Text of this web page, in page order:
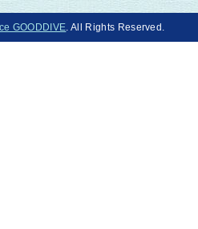
GOODDIVE. All Rights Reserved.